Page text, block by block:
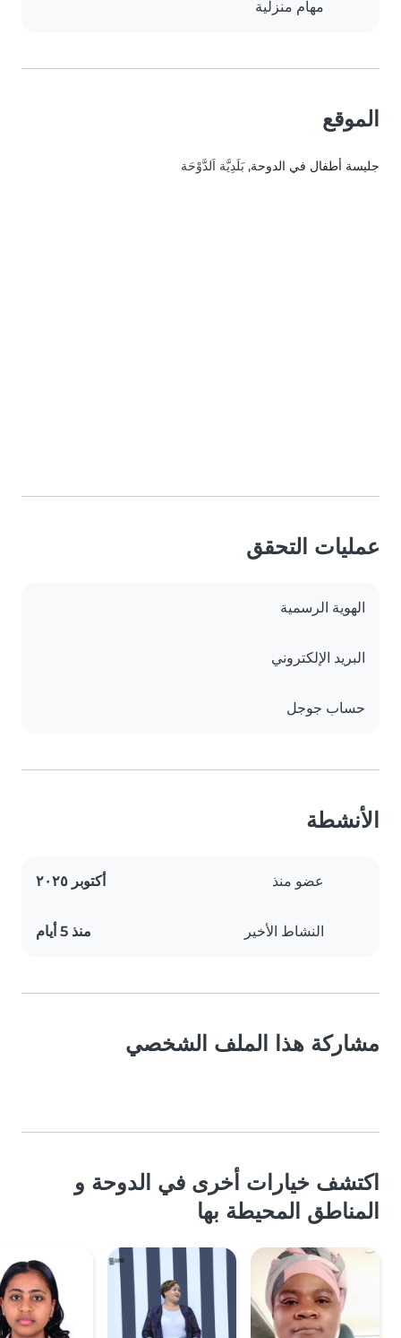
مهام منزلية
الموقع
جليسة أطفال في الدوحة, بَلَدِيَّة اَلدَّوْحَة
عمليات التحقق
الهوية الرسمية
البريد الإلكتروني
حساب جوجل
الأنشطة
عضو منذ أكتوبر ٢٠٢٥
النشاط الأخير منذ 5 أيام
مشاركة هذا الملف الشخصي
اكتشف خيارات أخرى في الدوحة و
المناطق المحيطة بها